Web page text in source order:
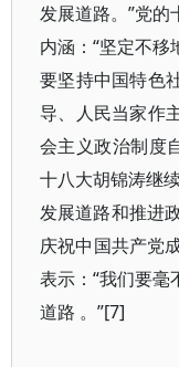
发展道路。”党
内涵：“坚定不移
要坚持中国特色
导、人民当家作
会主义政治制度
十八大胡锦涛继
发展道路和推进
庆祝中国共产党
表示：“我们要
道路 。”[7]